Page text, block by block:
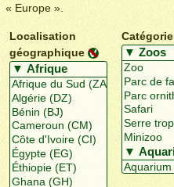
« Europe ».
Localisation
géographique
Catégorie